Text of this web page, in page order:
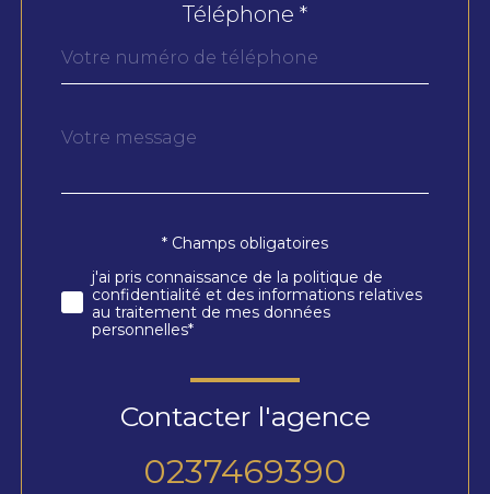
Téléphone *
Fieldset
défaut
Message
Validation* Champs obligatoires
j'ai pris connaissance de la politique de
confidentialité et des informations relatives
au traitement de mes données
personnelles*
Contacter l'agence
0237469390